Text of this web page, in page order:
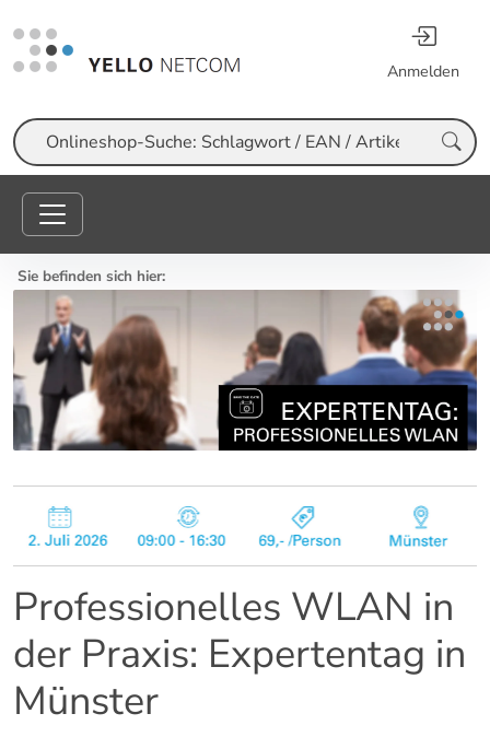
Anmelden
Suche
Sie befinden sich hier:
Professionelles WLAN in
der Praxis: Expertentag in
Münster